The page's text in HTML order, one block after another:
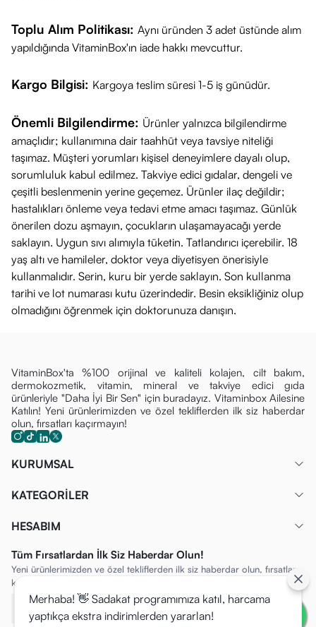
Toplu Alım Politikası: Aynı üründen 3 adet üstünde alım
yapıldığında VitaminBox'ın iade hakkı mevcuttur.
Kargo Bilgisi: Kargoya teslim süresi 1-5 iş günüdür.
Önemli Bilgilendirme: Ürünler yalnızca bilgilendirme
amaçlıdır; kullanımına dair taahhüt veya tavsiye niteliği
taşımaz. Müşteri yorumları kişisel deneyimlere dayalı olup,
sorumluluk kabul edilmez. Takviye edici gıdalar, dengeli ve
çeşitli beslenmenin yerine geçemez. Ürünler ilaç değildir;
hastalıkları önleme veya tedavi etme amacı taşımaz. Günlük
önerilen dozu aşmayın, çocukların ulaşamayacağı yerde
saklayın. Uygun sıvı alımıyla tüketin. Tatlandırıcı içerebilir. 18
yaş altı ve hamileler, doktor veya diyetisyen önerisiyle
kullanmalıdır. Serin, kuru bir yerde saklayın. Son kullanma
tarihi ve lot numarası kutu üzerindedir. Besin eksikliğiniz olup
olmadığını öğrenmek için doktorunuza danışın.
VitaminBox'ta %100 orijinal ve kaliteli kolajen, cilt bakım,
dermokozmetik, vitamin, mineral ve takviye edici gıda
ürünleriyle "Daha İyi Bir Sen" için buradayız. Vitaminbox Ailesine
Katılın! Yeni ürünlerimizden ve özel tekliflerden ilk siz haberdar
olun, fırsatları kaçırmayın!
KURUMSAL
KATEGORİLER
HESABIM
Tüm Fırsatlardan İlk Siz Haberdar Olun!
Yeni ürünlerimizden ve özel tekliflerden ilk siz haberdar olun, fırsatları
kaçırmayın!
Merhaba! 👋 Sadakat programımıza katıl, harcama
yaptıkça ekstra indirimlerden yararlan!